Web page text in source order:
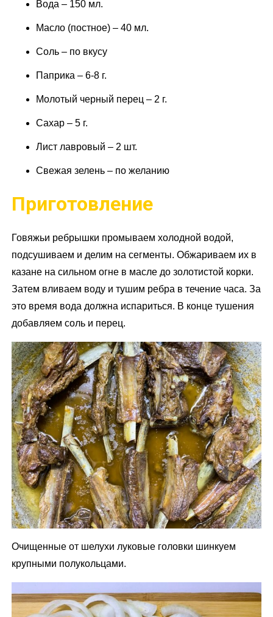
Вода – 150 мл.
Масло (постное) – 40 мл.
Соль – по вкусу
Паприка – 6-8 г.
Молотый черный перец – 2 г.
Сахар – 5 г.
Лист лавровый – 2 шт.
Свежая зелень – по желанию
Приготовление
Говяжьи ребрышки промываем холодной водой,
подсушиваем и делим на сегменты. Обжариваем их в
казане на сильном огне в масле до золотистой корки.
Затем вливаем воду и тушим ребра в течение часа. За
это время вода должна испариться. В конце тушения
добавляем соль и перец.
Очищенные от шелухи луковые головки шинкуем
крупными полукольцами.